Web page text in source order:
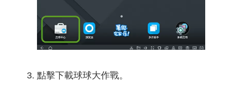
點擊下載球球大作戰。